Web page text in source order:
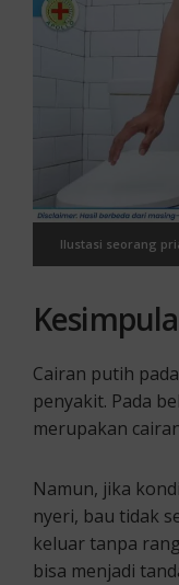
Ilustasi seorang
Cairan putih
penyakit. Pada
merupakan
Namun, jika
nyeri, bau tidak
keluar tanpa
bisa menjadi